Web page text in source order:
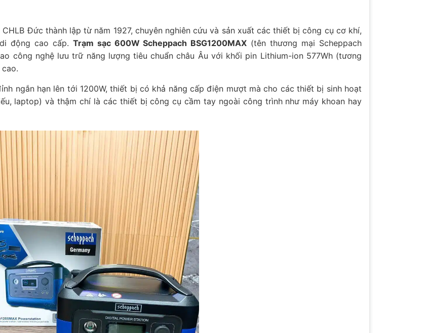
Đức thành lập từ năm 1927, chuyên nghiên cứu và sản xuất các thiết bị công cụ cơ khí,
động cao cấp. Trạm sạc 600W Scheppach BSG1200MAX (tên thương mại Scheppach
công nghệ lưu trữ năng lượng tiêu chuẩn châu Âu với khối pin Lithium-ion 577Wh (tương
ngắn hạn lên tới 1200W, thiết bị có khả năng cấp điện mượt mà cho các thiết bị sinh hoạt
laptop) và thậm chí là các thiết bị công cụ cầm tay ngoài công trình như máy khoan hay